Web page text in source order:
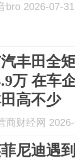
bro 2026-07-31
丰田全
万 在车
高不少
商财经网
尼迪遇